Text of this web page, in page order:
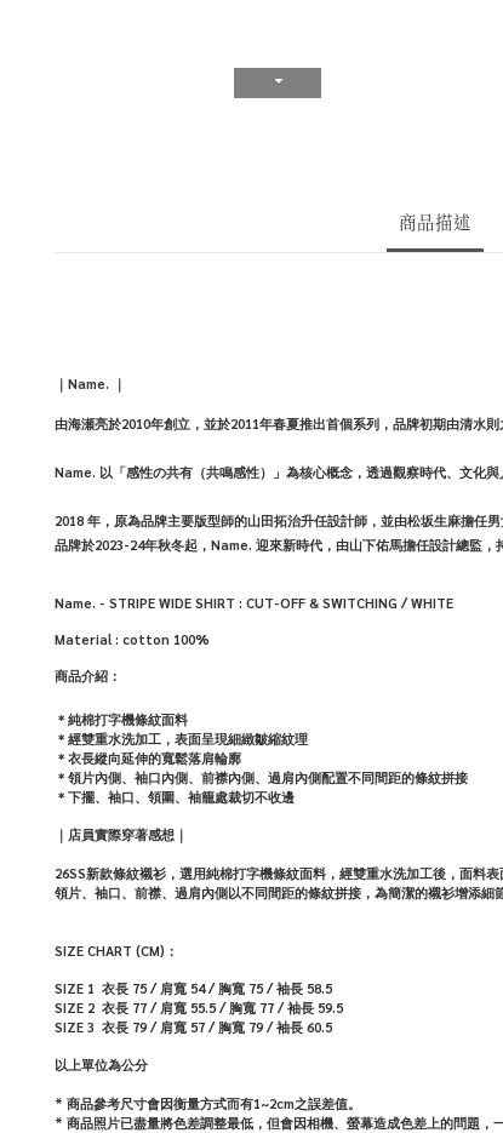
商品描述
｜Name. ｜
由海瀬亮於2010年創立，並於2011年春夏推出首個系列，品牌初期由清水
Name. 以「感性の共有（共鳴感性）」為核心概念，透過觀察時代、文化
2018 年，原為品牌主要版型師的山田拓治升任設計師，並由松坂生麻擔任
品牌於2023-24年秋冬起，Name. 迎來新時代，由山下佑馬擔任設計總監，
Name. - STRIPE WIDE SHIRT : CUT-OFF & SWITCHING / WHITE
Material : cotton 100%
商品介紹：
＊純棉打字機條紋面料
＊ 經雙重水洗加工，表面呈現細緻皺縮紋理
＊衣長縱向延伸的寬鬆落肩輪廓
＊領片內側、袖口內側、前襟內側、過肩內側配置不同間距的條紋拼接
＊下擺、袖口、領圍、袖籠處裁切不收邊
｜店員實際穿著感想｜
26SS新款條紋襯衫，選用純棉打字機條紋面料，經雙重水洗加工後，面料表
領片、袖口、前襟、過肩內側以不同間距的條紋拼接，為簡潔的襯衫增添
SIZE CHART (CM)：
SIZE 1 衣長 75 / 肩寬 54 / 胸寬 75 / 袖長 58.5
SIZE 2 衣長 77 / 肩寬 55.5 / 胸寬 77 / 袖長 59.5
SIZE 3 衣長 79 / 肩寬 57 / 胸寬 79 / 袖長 60.5
以上單位為公分
* 商品參考尺寸會因衡量方式而有1~2cm之誤差值。
* 商品照片已盡量將色差調整最低，但會因相機、螢幕造成色差上的問題，